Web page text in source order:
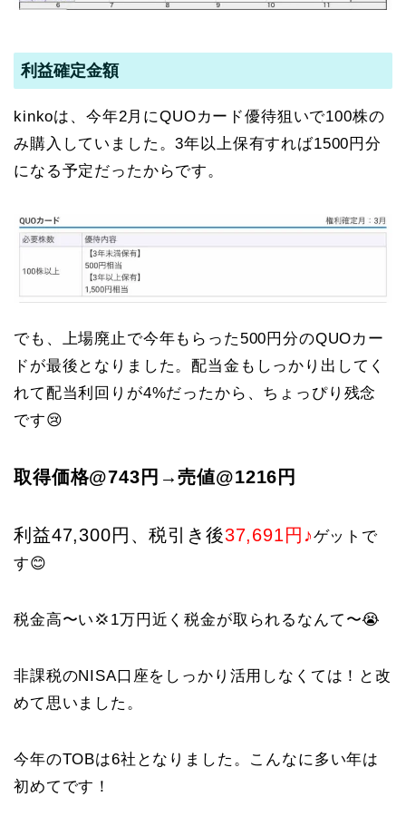
利益確定金額
kinkoは、今年2月にQUOカード優待狙いで100株の
み購入していました。3年以上保有すれば1500円分
になる予定だったからです。
でも、上場廃止で今年もらった500円分のQUOカー
ドが最後となりました。配当金もしっかり出してく
れて配当利回りが4%だったから、ちょっぴり残念
です😢
取得価格@743円→売値@1216円
利益47,300円、税引き後37,691円♪ゲットで
す😊
税金高〜い💢1万円近く税金が取られるなんて〜😭
非課税のNISA口座をしっかり活用しなくては！と改
めて思いました。
今年のTOBは6社となりました。こんなに多い年は
初めてです！